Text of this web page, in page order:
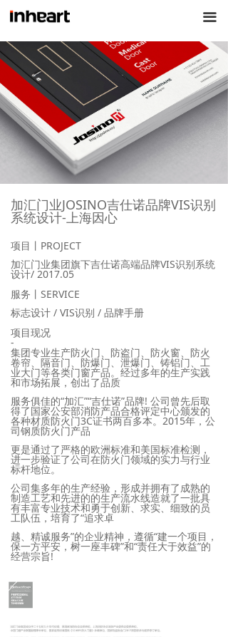
끀
加汇门业JOSINO吉仕诺品牌VIS识别
系统设计-上海因心
项目丨PROJECT
加汇门业集团旗下吉仕诺高端品牌VIS识别系统
设计/ 2017.05
服务丨SERVICE
标志设计 / VIS识别 / 品牌手册
项目现况
-
集团专业生产防火门、防盗门、防火窗、防火
卷帘、隔音门、防爆门、泄爆门、铸铝门、工
业大门等各类门窗产品。经过多年的生产实践
和市场拓展，创出了品质
服务俱佳的“加汇”“吉仕诺”品牌! 公司曾先后取
得了国家公安部消防产品合格评定中心颁发的
各种材质防火门3C证书两百多本。2015年，公
司钢质防火门产品
更是通过了严格的欧洲标准和美国标准检测，
进一步验证了公司在防火门领域的实力与行业
标杆地位。
公司集多年的生产经验，形成并拥有了成熟的
制造工艺和先进的的生产流水线造就了一批具
有丰富专业技术和勇于创新、求实、细致的员
工队伍，培育了“追求卓
越、精诚服务”的企业精神，遵循“建一个项目，
保一方平安，树一座丰碑”和“责任大于效益”的
经营宗旨!